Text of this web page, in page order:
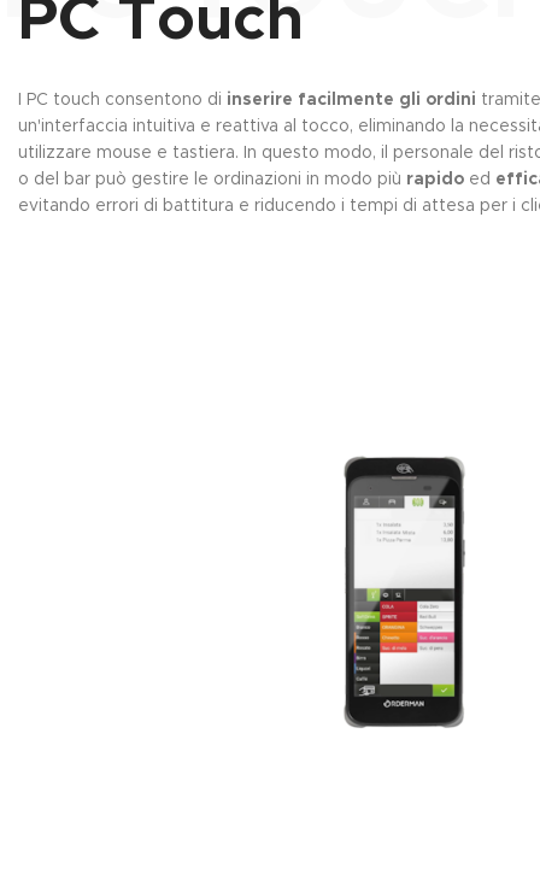
PC Touch
I PC touch consentono di inserire facilmente gli ordini tramite
un'interfaccia intuitiva e reattiva al tocco, eliminando la
utilizzare mouse e tastiera. In questo modo, il personale del
o del bar può gestire le ordinazioni in modo più rapido ed
evitando errori di battitura e riducendo i tempi di attesa per i